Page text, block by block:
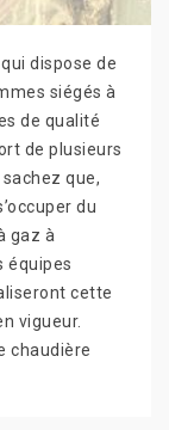
dispose de
siégés à
de qualité
de plusieurs
que,
du
gaz à
équipes
cette
vigueur.
chaudière